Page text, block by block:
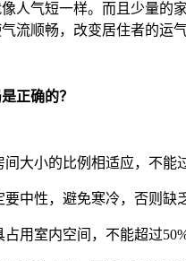
人气短一样。而且少量的
流顺畅，改变居住者的运气
正确的？
大小的比例相适应，不能
中性，避免寒冷，否则缺
用室内空间，不能超过